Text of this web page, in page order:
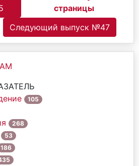
страницы
Следующий выпуск №47
105
268
53
186